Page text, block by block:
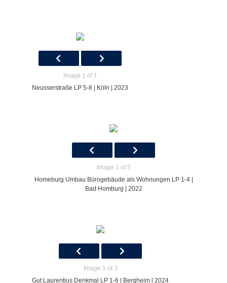
Image 1 of 1
Neusserstraße LP 5-8 | Köln | 2023
Image 1 of 5
Homeburg Umbau Bürogebäude als Wohnungen LP 1-4 |
Bad Homburg | 2022
Image 1 of 3
Gut Laurentius Denkmal LP 1-6 | Bergheim l 2024